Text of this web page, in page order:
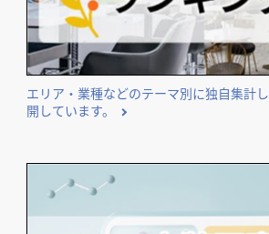
エリア・業種などのテーマ別に独自集計
開しています。